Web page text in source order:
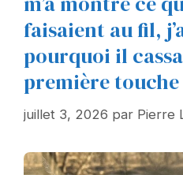
faisaient au fil,
pourquoi il
première touche
juillet 3, 2026 par Pierre